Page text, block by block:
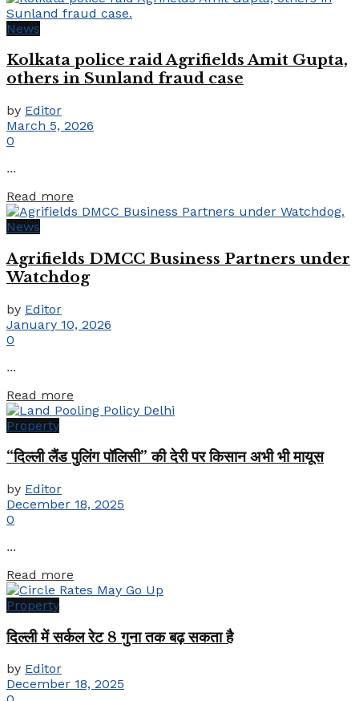
News
Kolkata police raid Agrifields Amit Gupta,
others in Sunland fraud case
by Editor
March 5, 2026
0
...
Read more
News
Agrifields DMCC Business Partners under
Watchdog
by Editor
January 10, 2026
0
...
Read more
Property
“दिल्ली लैंड पुलिंग पॉलिसी” की देरी पर किसान अभी भी मायूस
by Editor
December 18, 2025
0
...
Read more
Property
दिल्ली में सर्कल रेट 8 गुना तक बढ़ सकता है
by Editor
December 18, 2025